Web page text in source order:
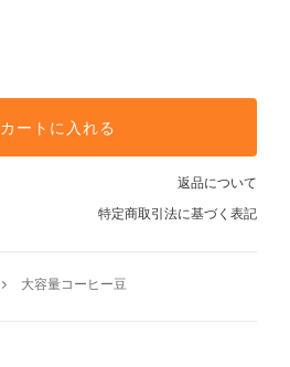
カートに入れる
返品について
特定商取引法に基づく表記
大容量コーヒー豆